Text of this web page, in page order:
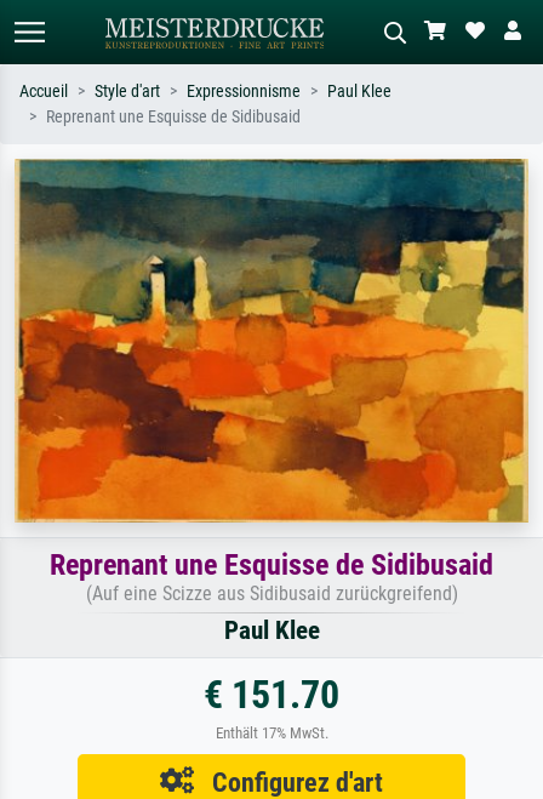
Recherchez par artiste, titre ou style –
ex. Monet, Nuit étoilée,
impressionnisme, vague de Hokusai,
nu.
Décrivez la scène – ex. prairie verte,
abstrait avec beaucoup de rouge,
tableau sombre, nu debout près d'un
arbre.
Accueil Style d'art Expressionnisme
Paul Klee
Reprenant une Esquisse de Sidibusaid
Reprenant une Esquisse de Sidibusaid
(Auf eine Scizze aus Sidibusaid zurückgreifend)
Paul Klee
€ 151.70
Enthält 17% MwSt.
Configurez d'art